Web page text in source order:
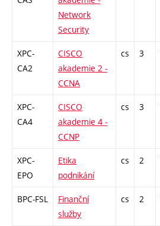
Network
Security
XPC-
CA2
CISCO
akademie 2 -
CCNA
cs 3
XPC-
CA4
CISCO
akademie 4 -
CCNP
cs 3
XPC-
EPO
Etika
podnikání
cs 2
BPC-FSL
Finanční
služby
cs 2